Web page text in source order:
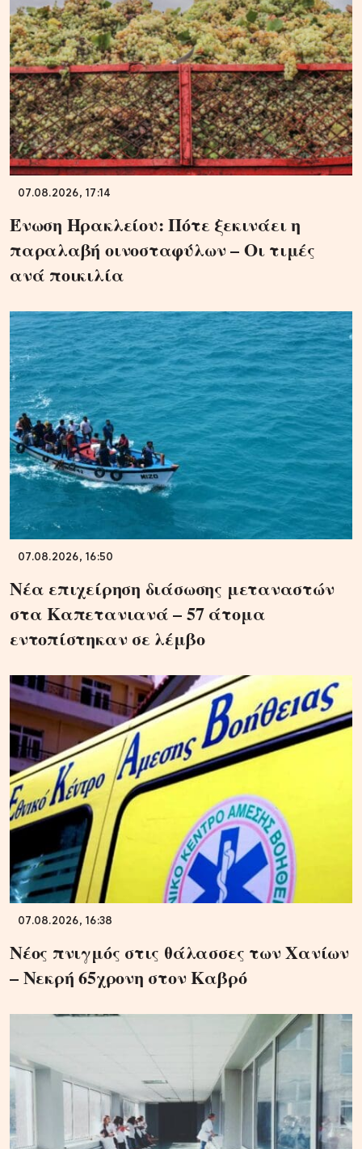
07.08.2026, 17:14
Ένωση Ηρακλείου: Πότε ξεκινάει η
παραλαβή οινοσταφύλων – Οι τιμές
ανά ποικιλία
07.08.2026, 16:50
Νέα επιχείρηση διάσωσης μεταναστών
στα Καπετανιανά – 57 άτομα
εντοπίστηκαν σε λέμβο
07.08.2026, 16:38
Νέος πνιγμός στις θάλασσες των Χανίων
– Νεκρή 65χρονη στον Καβρό